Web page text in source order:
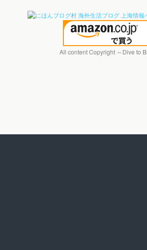
All content Copyright ～Dive to